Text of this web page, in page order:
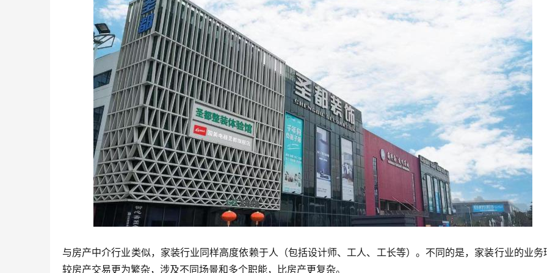
与房产中介行业类似，家装行业同样高度依赖于人（包括设计师、工人、工长等）。不同的是，家装行业的业务
较房产交易更为繁杂，涉及不同场景和多个职能，比房产更复杂。